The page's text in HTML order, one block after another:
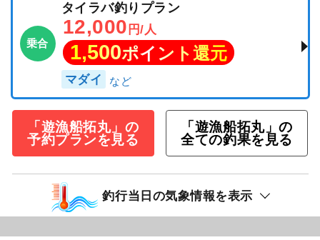
乗合
タイラバ釣りプラン
12,000 円/人
1,500ポイント還元
マダイ
「遊漁船拓丸」の
予約プランを見る
「遊漁船拓丸」の
全ての釣果を見る
釣行当日の気象情報を表示